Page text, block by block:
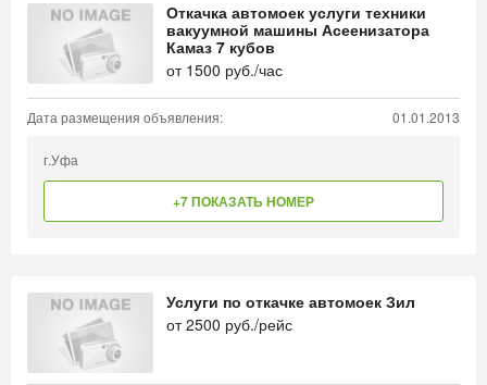
Откачка автомоек услуги техники
вакуумной машины Асеенизатора
Камаз 7 кубов
от 1500 руб./час
Дата размещения объявления: 01.01.2013
г.Уфа
+7 ПОКАЗАТЬ НОМЕР
Услуги по откачке автомоек Зил
от2500 руб./рейс